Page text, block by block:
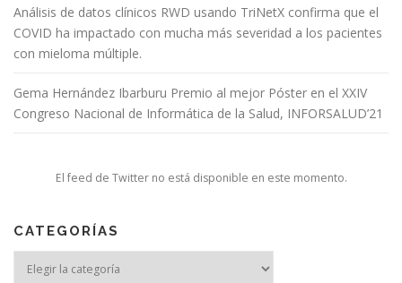
Análisis de datos clínicos RWD usando TriNetX confirma que el
COVID ha impactado con mucha más severidad a los pacientes
con mieloma múltiple.
Gema Hernández Ibarburu Premio al mejor Póster en el XXIV
Congreso Nacional de Informática de la Salud, INFORSALUD’21
El feed de Twitter no está disponible en este momento.
CATEGORÍAS